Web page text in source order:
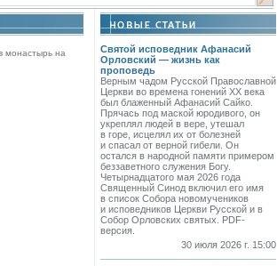
монастырь на
Святой исповедник Афанасий
Орловский — жизнь как
проповедь
Верным чадом Русской Православной
Церкви во времена гонений XX века
был блаженный Афанасий Сайко.
Прячась под маской юродивого, он
укреплял людей в вере, утешал
в горе, исцелял их от болезней
и спасал от верной гибели. Он
остался в народной памяти примером
беззаветного служения Богу.
Четырнадцатого мая 2026 года
Священный Синод включил его имя
в список Собора новомучеников
и исповедников Церкви Русской и в
Собор Орловских святых. PDF-
версия.
30 июля 2026 г. 15:00